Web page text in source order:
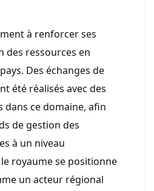
à renforcer ses
des ressources en
Des échanges de
été réalisés avec des
dans ce domaine, afin
de gestion des
à un niveau
royaume se positionne
un acteur régional